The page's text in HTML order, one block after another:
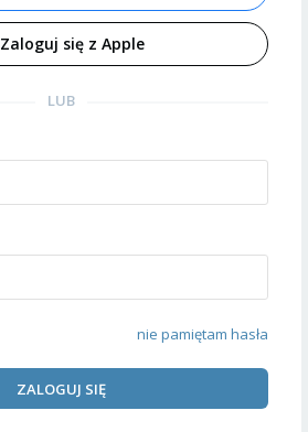
Zaloguj się z Apple
LUB
nie pamiętam hasła
ZALOGUJ SIĘ